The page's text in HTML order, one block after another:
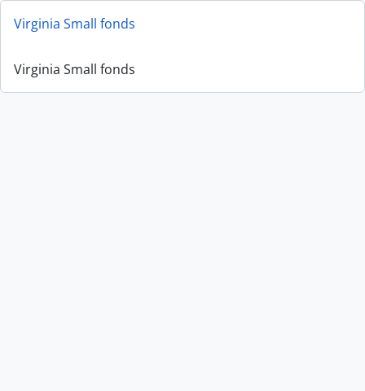
Virginia Small fonds
Virginia Small fonds